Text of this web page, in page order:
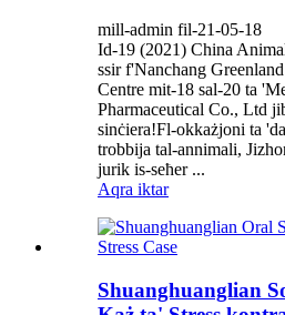
mill-admin fil-21-05-18
Id-19 (2021) China
ssir f'Nanchang
Centre mit-18 sal-20 ta
Pharmaceutical Co., Ltd
sinċiera!Fl-okkażjoni ta
trobbija tal-annimali,
jurik is-seħer ...
Aqra iktar
Shuanghuanglian